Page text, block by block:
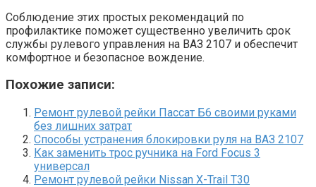
Соблюдение этих простых рекомендаций по
профилактике поможет существенно увеличить срок
службы рулевого управления на ВАЗ 2107 и обеспечит
комфортное и безопасное вождение.
Похожие записи:
Ремонт рулевой рейки Пассат Б6 своими руками
без лишних затрат
Способы устранения блокировки руля на ВАЗ 2107
Как заменить трос ручника на Ford Focus 3
универсал
Ремонт рулевой рейки Nissan X-Trail T30